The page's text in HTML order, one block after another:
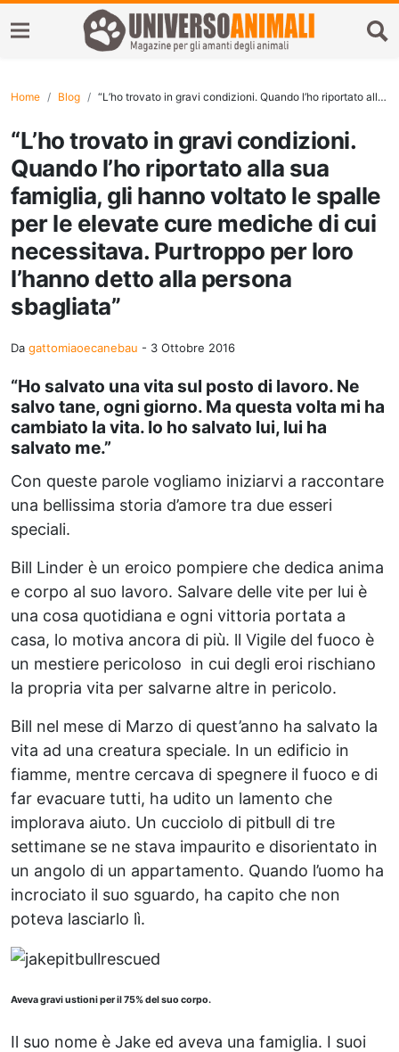
Home Blog “L’ho trovato in gravi condizioni. Quando l’ho riportato alla sua famiglia, gli hanno voltato le spalle per le elevate cure mediche di cui necessitava. Purtroppo per loro l’hanno detto alla persona sbagliata”
“L’ho trovato in gravi condizioni.
Quando l’ho riportato alla sua
famiglia, gli hanno voltato le spalle
per le elevate cure mediche di cui
necessitava. Purtroppo per loro
l’hanno detto alla persona
sbagliata”
Da gattomiaoecanebau - 3 Ottobre 2016
“Ho salvato una vita sul posto di lavoro. Ne
salvo tane, ogni giorno. Ma questa volta mi ha
cambiato la vita. Io ho salvato lui, lui ha
salvato me.”
Con queste parole vogliamo iniziarvi a raccontare
una bellissima storia d’amore tra due esseri
speciali.
Bill Linder è un eroico pompiere che dedica anima
e corpo al suo lavoro. Salvare delle vite per lui è
una cosa quotidiana e ogni vittoria portata a
casa, lo motiva ancora di più. ll Vigile del fuoco è
un mestiere pericoloso in cui degli eroi rischiano
la propria vita per salvarne altre in pericolo.
Bill nel mese di Marzo di quest’anno ha salvato la
vita ad una creatura speciale. In un edificio in
fiamme, mentre cercava di spegnere il fuoco e di
far evacuare tutti, ha udito un lamento che
implorava aiuto. Un cucciolo di pitbull di tre
settimane se ne stava impaurito e disorientato in
un angolo di un appartamento. Quando l’uomo ha
incrociato il suo sguardo, ha capito che non
poteva lasciarlo lì.
Aveva gravi ustioni per il 75% del suo corpo.
Il suo nome è Jake ed aveva una famiglia. I suoi